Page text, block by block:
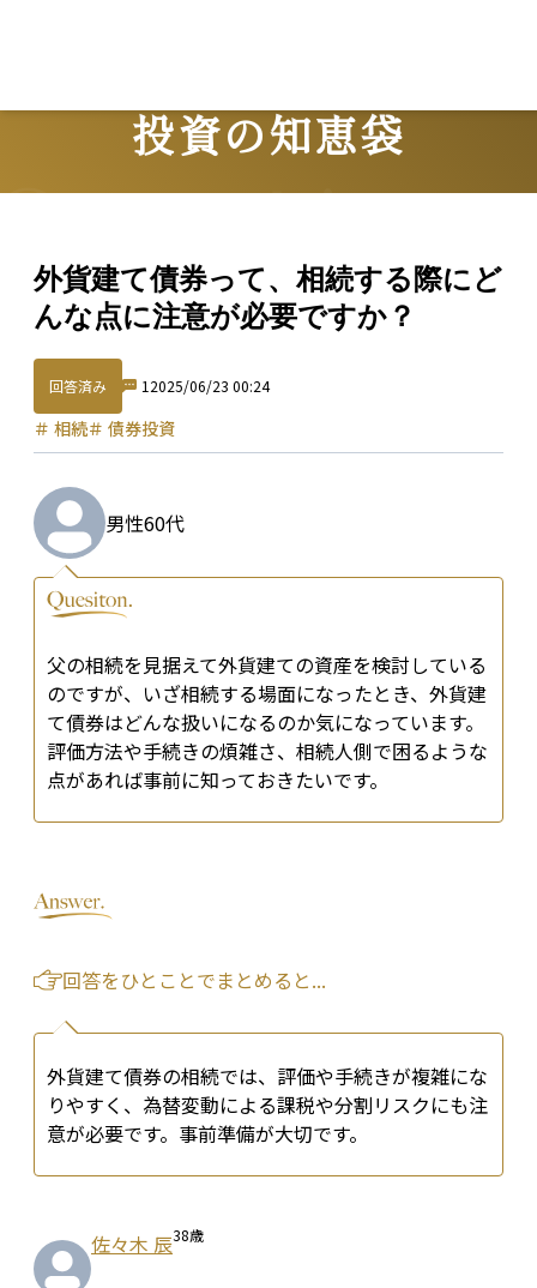
投資の知恵袋
外貨建て債券って、相続する際にど
んな点に注意が必要ですか？
回答済み 1 2025/06/23 00:24
＃ 相続＃ 債券投資
男性60代
父の相続を見据えて外貨建ての資産を検討している
のですが、いざ相続する場面になったとき、外貨建
て債券はどんな扱いになるのか気になっています。
評価方法や手続きの煩雑さ、相続人側で困るような
点があれば事前に知っておきたいです。
回答をひとことでまとめると...
外貨建て債券の相続では、評価や手続きが複雑にな
りやすく、為替変動による課税や分割リスクにも注
意が必要です。事前準備が大切です。
佐々木 辰38歳